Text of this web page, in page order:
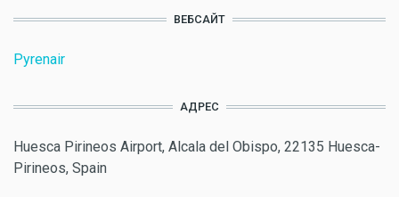
ВЕБСАЙТ
Pyrenair
АДРЕС
Huesca Pirineos Airport, Alcala del Obispo, 22135 Huesca-
Pirineos, Spain